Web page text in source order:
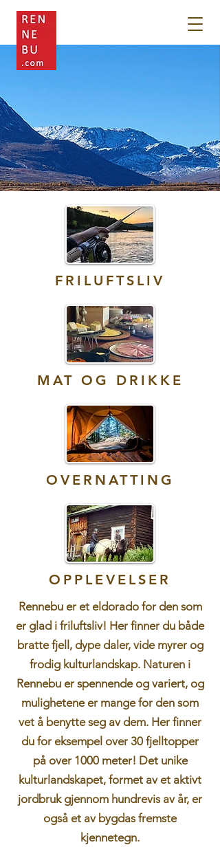
FRILUFTSLIV
MAT OG DRIKKE
OVERNATTING
OPPLEVELSER
Rennebu er et eldorado for den som
er glad i friluftsliv! Her finner du både
bratte fjell, dype daler, vide myrer og
frodig kulturlandskap. Naturen i
Rennebu er spennende og variert, og
mulighetene er mange for den som
vet å benytte seg av dem. Her finner
du for eksempel over 30 fjelltopper
på over 1000 meter! Det unike
kulturlandskapet, formet av et aktivt
jordbruk gjennom hundrevis av år, er
også et av bygdas fremste
kjennetegn.